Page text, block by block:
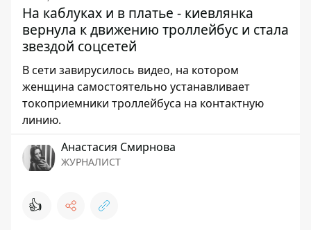
На каблуках и в платье - киевлянка
вернула к движению троллейбус и стала
звездой соцсетей
В сети завирусилось видео, на котором
женщина самостоятельно устанавливает
токоприемники троллейбуса на контактную
линию.
Анастасия Смирнова
ЖУРНАЛИСТ
👍